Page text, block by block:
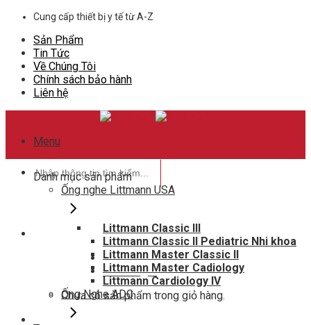
Skip
content
Cung cấp thiết bị y tế từ A-Z
Sản Phẩm
Tin Tức
Về Chúng Tôi
Chính sách bảo hành
Liên hệ
Menu
kiếm:
Hotline hỗ trợ
0948802788
Giỏ hàng0
Chưa có sản phẩm trong giỏ hàng.
Danh mục sản phẩm
Ống nghe Littmann USA
Littmann Classic III
Littmann Classic II Pediatric Nhi khoa
Littmann Master Classic II
Littmann Master Cadiology
Littmann Cardiology IV
Ống Nghe ADC